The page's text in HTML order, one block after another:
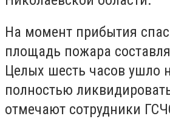
На момент прибытия
площадь пожара
Целых шесть часов ушло
полностью
отмечают сотрудники